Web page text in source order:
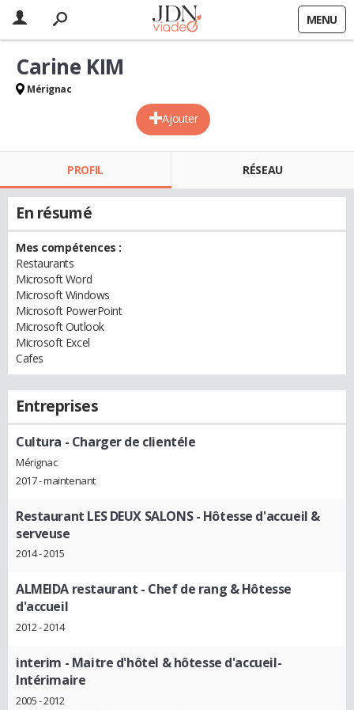
MENU
Ajouter
Carine KIM
Mérignac
PROFIL RÉSEAU
En résumé
Mes compétences :
Restaurants
Microsoft Word
Microsoft Windows
Microsoft PowerPoint
Microsoft Outlook
Microsoft Excel
Cafes
Entreprises
Cultura - Charger de clientéle
Mérignac
2017 - maintenant
Restaurant LES DEUX SALONS- Hôtesse d'accueil &
serveuse
2014 - 2015
ALMEIDA restaurant - Chef de rang & Hôtesse
d'accueil
2012 - 2014
interim - Maitre d'hôtel & hôtesse d'accueil-
Intérimaire
2005 - 2012